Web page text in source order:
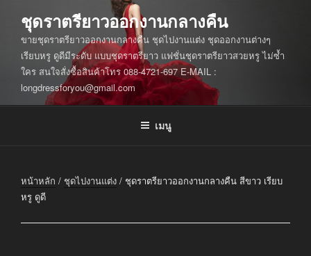
บทความ
ชุดราตรียาวออกงานกลางคืน
ขายชุดราตรียาวออกงานกลางคืน ชุดไปงานแต่ง ชุดออกงานต่างๆ
เรียบหรู ดูดีมีระดับ แบบชุดราตรียาว แฟชั่นชุดราตรียาวสวยหรู ไม่ซ้ำ
ใคร สนใจสั่งซื้อสินค้าโทร 088-4721-697 E-MAIL :
longdressforyou@gmail.com
เมนู
หน้าหลัก / ชุดไปงานแต่ง / ชุดราตรียาวออกงานกลางคืน สีขาว เรียบ
หรู ดูดี